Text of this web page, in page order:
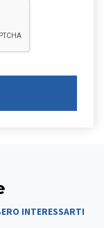
INTERESSARTI